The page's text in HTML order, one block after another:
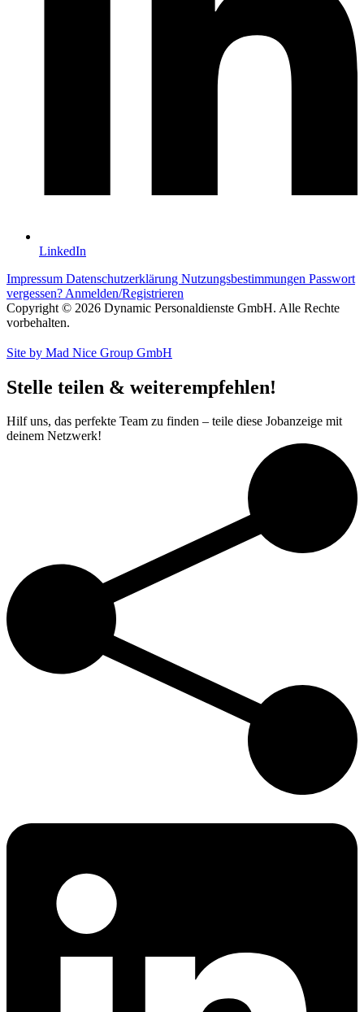
LinkedIn
Impressum Datenschutzerklärung Nutzungsbestimmungen Passwort
vergessen? Anmelden/Registrieren
Copyright © 2026 Dynamic Personaldienste GmbH. Alle Rechte
vorbehalten.
Site by Mad Nice Group GmbH
Stelle teilen & weiterempfehlen!
Hilf uns, das perfekte Team zu finden – teile diese Jobanzeige mit
deinem Netzwerk!